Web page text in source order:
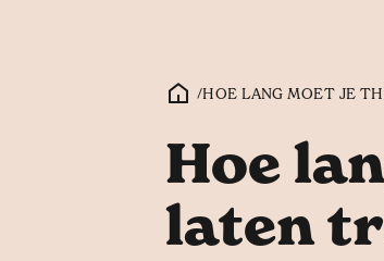
/HOE LANG MOET JE
Hoe
laten